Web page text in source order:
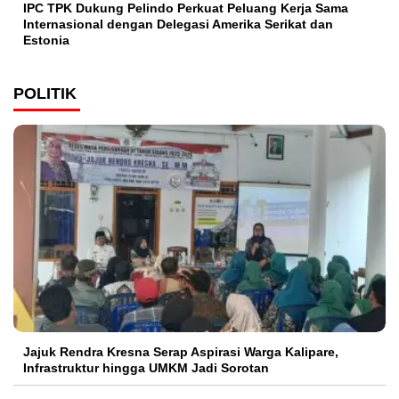
IPC TPK Dukung Pelindo Perkuat Peluang Kerja Sama
Internasional dengan Delegasi Amerika Serikat dan
Estonia
POLITIK
Jajuk Rendra Kresna Serap Aspirasi Warga Kalipare,
Infrastruktur hingga UMKM Jadi Sorotan